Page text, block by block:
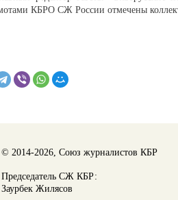
КБРО СЖ России отмечены
© 2014-2026, Союз журналистов КБР
Председатель СЖ КБР:
Заурбек Жилясов